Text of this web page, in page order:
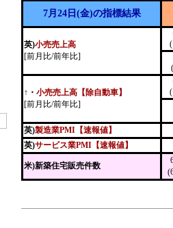
7月24日(金)の指標結果
英)小売売上高
[前月比/前年比]
↑ ・ 小売売上高【除自動車】
[前月比/前年比]
英)製造業PMI【速報値】
英)サービス業PMI【速報値】
米)新築住宅販売件数